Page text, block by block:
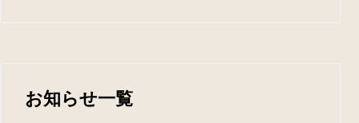
お知らせ一覧